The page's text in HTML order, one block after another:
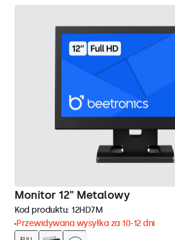
Monitor 12" Metalowy
Kod produktu: 12HD7M
Przewidywana wysyłka za 10-12 dni